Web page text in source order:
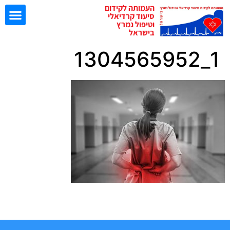
העמותה לקידום
סיעוד קרדיאלי
וטיפול נמרץ
בישראל
1_1304565952